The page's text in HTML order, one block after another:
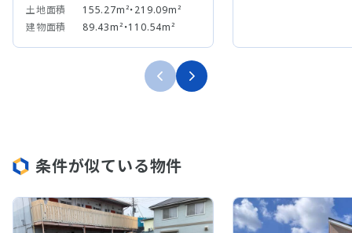
土地面積
155.27m²・219.09m²
建物面積
89.43m²・110.54m²
条件が似ている物件